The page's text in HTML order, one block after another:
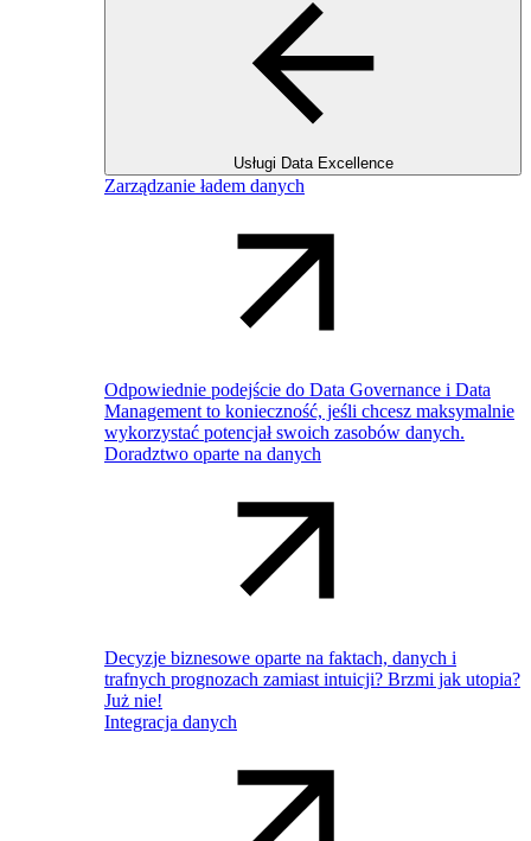
Usługi Data Excellence
Zarządzanie ładem danych
Odpowiednie podejście do Data Governance i Data
Management to konieczność, jeśli chcesz maksymalnie
wykorzystać potencjał swoich zasobów danych.
Doradztwo oparte na danych
Decyzje biznesowe oparte na faktach, danych i
trafnych prognozach zamiast intuicji? Brzmi jak utopia?
Już nie!
Integracja danych